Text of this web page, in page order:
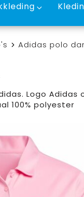
Adidas polo
Logo Adidas
100% polyester